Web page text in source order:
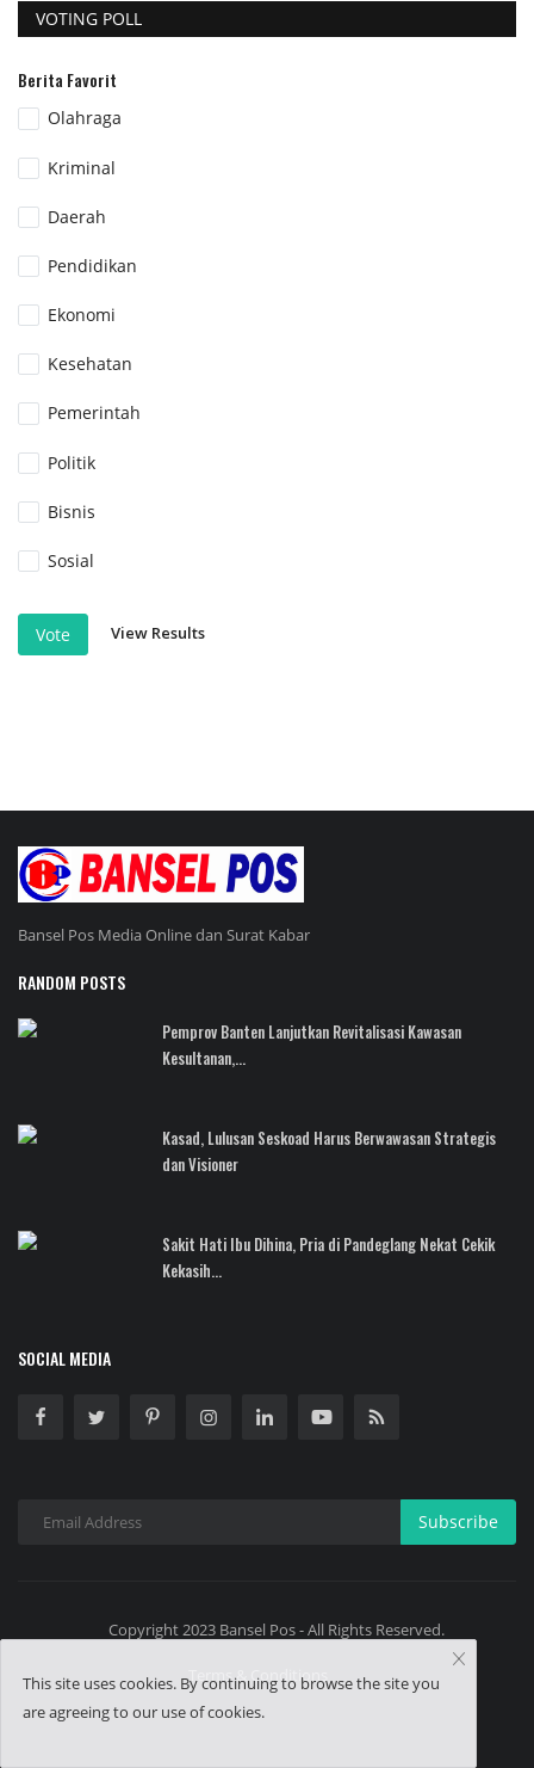
VOTING POLL
Berita Favorit
Olahraga
Kriminal
Daerah
Pendidikan
Ekonomi
Kesehatan
Pemerintah
Politik
Bisnis
Sosial
Vote View Results
Bansel Pos Media Online dan Surat Kabar
RANDOM POSTS
Pemprov Banten Lanjutkan Revitalisasi Kawasan
Kesultanan,...
Kasad, Lulusan Seskoad Harus Berwawasan Strategis
dan Visioner
Sakit Hati Ibu Dihina, Pria di Pandeglang Nekat Cekik
Kekasih...
SOCIAL MEDIA
Subscribe
Copyright 2023 Bansel Pos - All Rights Reserved.
Terms & Conditions
This site uses cookies. By continuing to browse the site you
are agreeing to our use of cookies.